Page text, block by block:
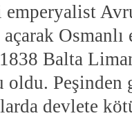
emperyalist
Balta
oldu. Peşinden
devlete